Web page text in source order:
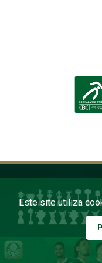
Este site utiliza